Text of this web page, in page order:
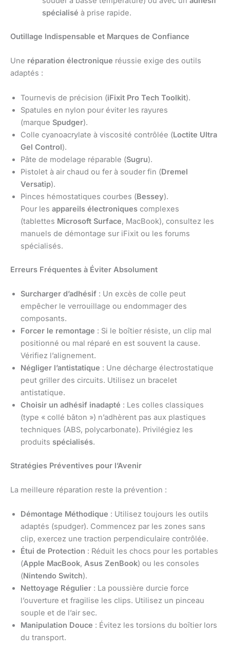
spécialisé à prise rapide.
Outillage Indispensable et Marques de Confiance
Une réparation électronique réussie exige des outils
adaptés :
Tournevis de précision (iFixit Pro Tech Toolkit).
Spatules en nylon pour éviter les rayures
(marque Spudger).
Colle cyanoacrylate à viscosité contrôlée (Loctite Ultra
Gel Control).
Pâte de modelage réparable (Sugru).
Pistolet à air chaud ou fer à souder fin (Dremel
Versatip).
Pinces hémostatiques courbes (Bessey).
Pour les appareils électroniques complexes
(tablettes Microsoft Surface, MacBook), consultez les
manuels de démontage sur iFixit ou les forums
spécialisés.
Erreurs Fréquentes à Éviter Absolument
Surcharger d’adhésif : Un excès de colle peut
empêcher le verrouillage ou endommager des
composants.
Forcer le remontage : Si le boîtier résiste, un clip mal
positionné ou mal réparé en est souvent la cause.
Vérifiez l’alignement.
Négliger l’antistatique : Une décharge électrostatique
peut griller des circuits. Utilisez un bracelet
antistatique.
Choisir un adhésif inadapté : Les colles classiques
(type « collé bâton ») n’adhèrent pas aux plastiques
techniques (ABS, polycarbonate). Privilégiez les
produits spécialisés.
Stratégies Préventives pour l’Avenir
La meilleure réparation reste la prévention :
Démontage Méthodique : Utilisez toujours les outils
adaptés (spudger). Commencez par les zones sans
clip, exercez une traction perpendiculaire contrôlée.
Étui de Protection : Réduit les chocs pour les portables
(Apple MacBook, Asus ZenBook) ou les consoles
(Nintendo Switch).
Nettoyage Régulier : La poussière durcie force
l’ouverture et fragilise les clips. Utilisez un pinceau
souple et de l’air sec.
Manipulation Douce : Évitez les torsions du boîtier lors
du transport.